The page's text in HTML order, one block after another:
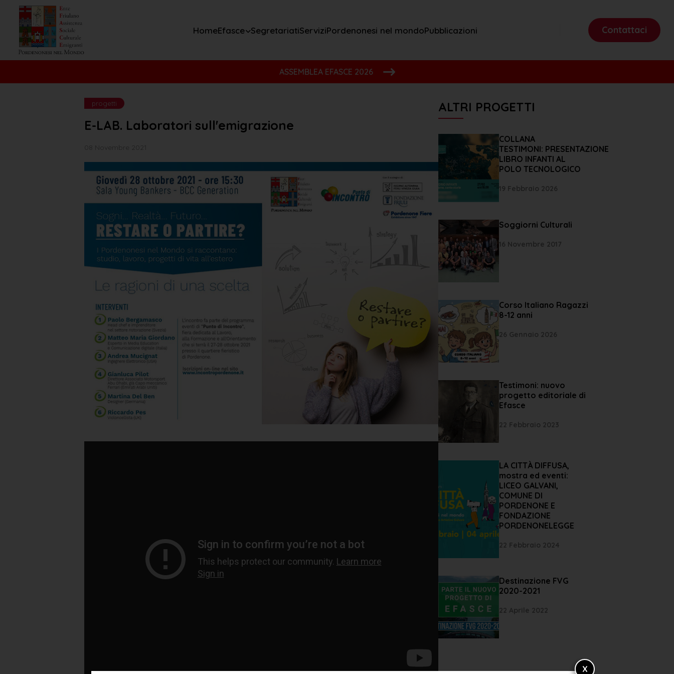
HomeEfasce SegretariatiServiziPordenonesi nel mondoPubblicazioni Contattaci
ASSEMBLEA EFASCE 2026
progetti
E-LAB. Laboratori sull'emigrazione
08 Novembre 2021
ALTRI PROGETTI
COLLANA
TESTIMONI: PRESENTAZIONE
LIBRO INFANTI AL
POLO TECNOLOGICO
19 Febbraio 2026
Soggiorni Culturali
16 Novembre 2017
Corso Italiano Ragazzi
8-12 anni
26 Gennaio 2026
Testimoni: nuovo
progetto editoriale di
Efasce
22 Febbraio 2023
LA CITTÀ DIFFUSA,
mostra ed eventi:
LICEO GALVANI,
COMUNE DI
PORDENONE E
FONDAZIONE
PORDENONELEGGE
22 Febbraio 2024
Destinazione FVG
2020-2021
22 Aprile 2022